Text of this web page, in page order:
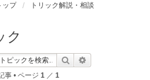
ップ トリック解説・相談
ク
検索
事 • ページ 1 ／ 1